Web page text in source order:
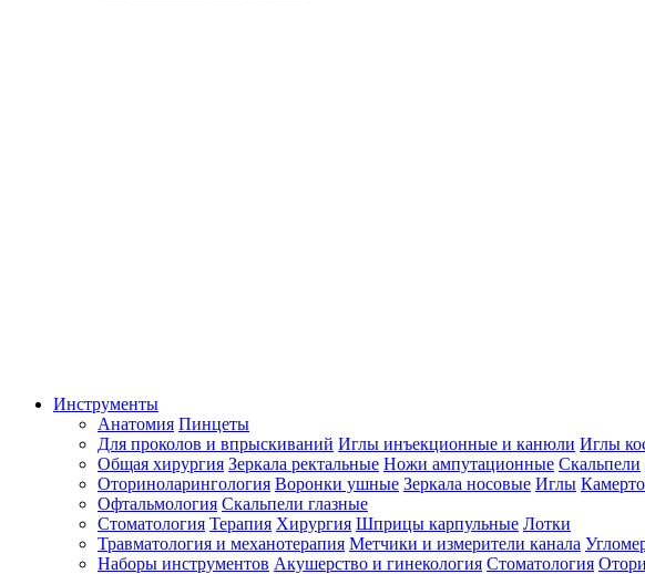
Инструменты
Анатомия Пинцеты
Для проколов и впрыскиваний Иглы инъекционные и канюли Иглы
Общая хирургия Зеркала ректальные Ножи ампутационные Скальпели
Оториноларингология Воронки ушные Зеркала носовые Иглы
Офтальмология Скальпели глазные
Стоматология Терапия Хирургия Шприцы карпульные Лотки
Травматология и механотерапия Метчики и измерители канала
Наборы инструментов Акушерство и гинекология Стоматология